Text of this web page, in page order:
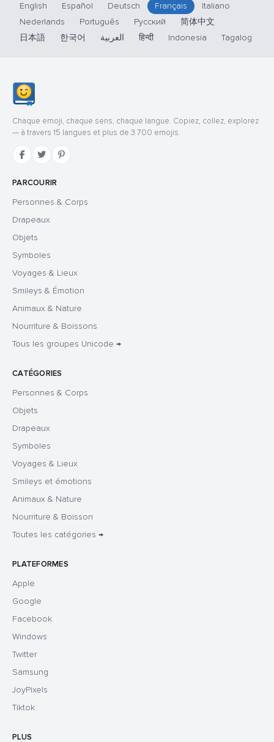
English Español Deutsch Français
Italiano
Nederlands
Português Русский
简体中文
日本語
한국어 العربية हिन्दी Indonesia Tagalog
Chaque emoji, chaque sens, chaque langue. Copiez, collez, explorez
— à travers 15 langues et plus de 3 700 emojis.
PARCOURIR
Personnes & Corps
Drapeaux
Objets
Symboles
Voyages & Lieux
Smileys & Émotion
Animaux & Nature
Nourriture & Boissons
Tous les groupes Unicode →
CATÉGORIES
Personnes & Corps
Objets
Drapeaux
Symboles
Voyages & Lieux
Smileys et émotions
Animaux & Nature
Nourriture & Boisson
Toutes les catégories →
PLATEFORMES
Apple
Google
Facebook
Windows
Twitter
Samsung
JoyPixels
Tiktok
PLUS